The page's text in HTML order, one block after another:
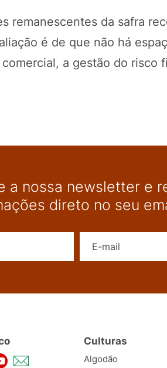
remanescentes da safra
é de que não há
a gestão do risco
a nossa newsletter e
direto no seu
Culturas
Algodão